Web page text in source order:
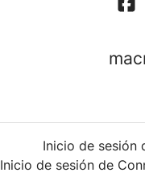
Inicio de sesión
Inicio de sesión de